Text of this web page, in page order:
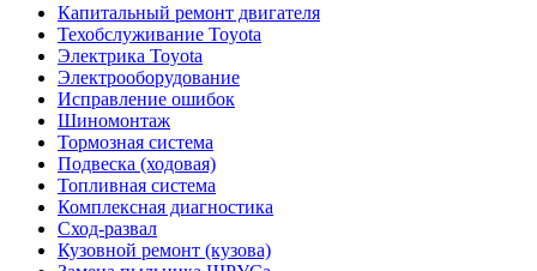
Капитальный ремонт двигателя
Техобслуживание Toyota
Электрика Toyota
Электрооборудование
Исправление ошибок
Шиномонтаж
Тормозная система
Подвеска (ходовая)
Топливная система
Комплексная диагностика
Сход-развал
Кузовной ремонт (кузова)